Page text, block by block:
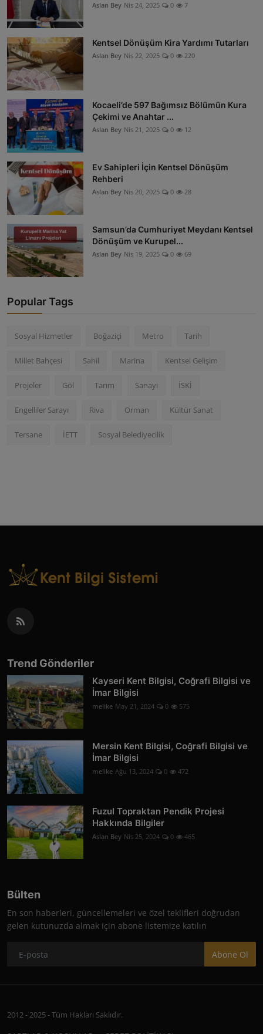
Aslan Bey Nis 24, 2025 0 7
Kentsel Dönüşüm Kira Yardımı Tutarları
Aslan Bey Nis 22, 2025 0 220
Kocaeli’de 597 Bağımsız Bölümün Kura
Çekimi ve Anahtar ...
Aslan Bey Nis 21, 2025 0 12
Ev Sahipleri İçin Kentsel Dönüşüm
Rehberi
Aslan Bey Nis 20, 2025 0 28
Samsun’da Cumhuriyet Meydanı Kentsel
Dönüşüm ve Kurupel...
Aslan Bey Nis 19, 2025 0 69
Popular Tags
Sosyal Hizmetler Boğaziçi Metro Tarih
Millet Bahçesi Sahil Marina Kentsel Gelişim
Projeler Göl Tarım Sanayi İSKİ
Engelliler Sarayı Riva Orman Kültür Sanat
Tersane İETT Sosyal Belediyecilik
Trend Gönderiler
Kayseri Kent Bilgisi, Coğrafi Bilgisi ve
İmar Bilgisi
melike May 21, 2024 0 575
Mersin Kent Bilgisi, Coğrafi Bilgisi ve
İmar Bilgisi
melike Ağu 13, 2024 0 472
Fuzul Topraktan Pendik Projesi
Hakkında Bilgiler
Aslan Bey Nis 25, 2024 0 465
Bülten
En son haberleri, güncellemeleri ve özel teklifleri doğrudan
gelen kutunuzda almak için abone listemize katılın
Abone Ol
2012 - 2025 - Tüm Hakları Saklıdır.